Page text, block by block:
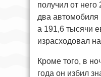
получил от
два
а 191,6 тысячи
израсходовал
Кроме того, в
года он избил